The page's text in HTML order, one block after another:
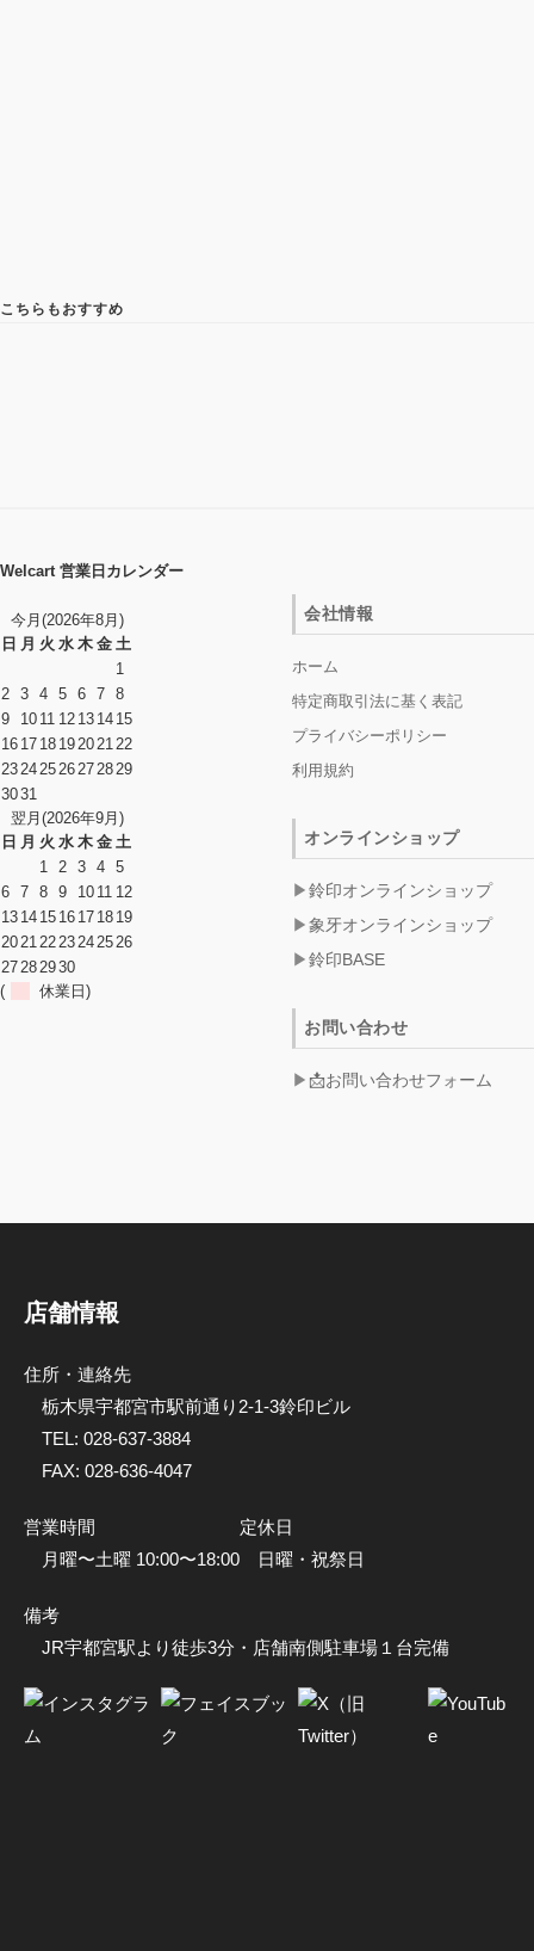
こちらもおすすめ
Welcart 営業日カレンダー
今月(2026年8月)
日 月 火 水 木 金 土
1
2 3 4 5 6 7 8
9
10 11 12 13 14 15
16 17 18 19202122
23242526272829
3031
翌月(2026年9月)
日 月 火 水 木 金 土
1 2 3 4 5
6 7 8 9 10 11 12
13 14 15 16 17 18 19
20212223242526
27282930
(
休業日)
会社情報
ホーム
特定商取引法に基く表記
プライバシーポリシー
利用規約
オンラインショップ
鈴印オンラインショップ
象牙オンラインショップ
鈴印BASE
お問い合わせ
📩お問い合わせフォーム
店舗情報
住所・連絡先
栃木県宇都宮市駅前通り2-1-3鈴印ビル
TEL: 028-637-3884
FAX: 028-636-4047
営業時間
月曜〜土曜 10:00〜18:00
定休日
日曜・祝祭日
備考
JR宇都宮駅より徒歩3分・店舗南側駐車場１台完備